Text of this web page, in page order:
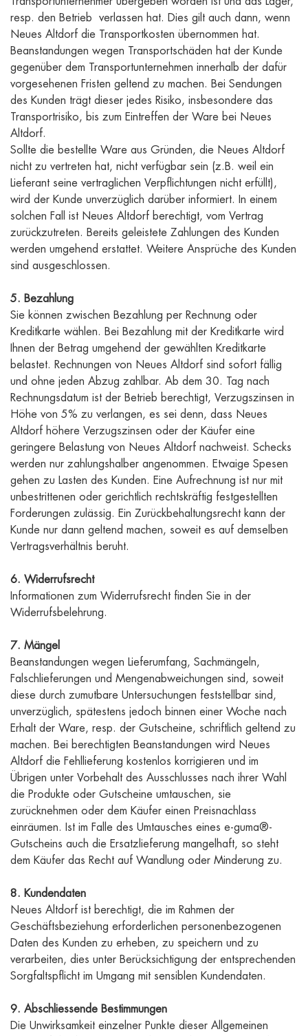
resp. den Betrieb verlassen hat. Dies gilt auch dann, wenn
Neues Altdorf die Transportkosten übernommen hat.
Beanstandungen wegen Transportschäden hat der Kunde
gegenüber dem Transportunternehmen innerhalb der dafür
vorgesehenen Fristen geltend zu machen. Bei Sendungen
des Kunden trägt dieser jedes Risiko, insbesondere das
Transportrisiko, bis zum Eintreffen der Ware bei Neues
Altdorf.
Sollte die bestellte Ware aus Gründen, die Neues Altdorf
nicht zu vertreten hat, nicht verfügbar sein (z.B. weil ein
Lieferant seine vertraglichen Verpflichtungen nicht erfüllt),
wird der Kunde unverzüglich darüber informiert. In einem
solchen Fall ist Neues Altdorf berechtigt, vom Vertrag
zurückzutreten. Bereits geleistete Zahlungen des Kunden
werden umgehend erstattet. Weitere Ansprüche des Kunden
sind ausgeschlossen.
5. Bezahlung
Sie können zwischen Bezahlung per Rechnung oder
Kreditkarte wählen. Bei Bezahlung mit der Kreditkarte wird
Ihnen der Betrag umgehend der gewählten Kreditkarte
belastet. Rechnungen von Neues Altdorf sind sofort fällig
und ohne jeden Abzug zahlbar. Ab dem 30. Tag nach
Rechnungsdatum ist der Betrieb berechtigt, Verzugszinsen in
Höhe von 5% zu verlangen, es sei denn, dass Neues
Altdorf höhere Verzugszinsen oder der Käufer eine
geringere Belastung von Neues Altdorf nachweist. Schecks
werden nur zahlungshalber angenommen. Etwaige Spesen
gehen zu Lasten des Kunden. Eine Aufrechnung ist nur mit
unbestrittenen oder gerichtlich rechtskräftig festgestellten
Forderungen zulässig. Ein Zurückbehaltungsrecht kann der
Kunde nur dann geltend machen, soweit es auf demselben
Vertragsverhältnis beruht.
6. Widerrufsrecht
Informationen zum Widerrufsrecht finden Sie in der
Widerrufsbelehrung.
7. Mängel
Beanstandungen wegen Lieferumfang, Sachmängeln,
Falschlieferungen und Mengenabweichungen sind, soweit
diese durch zumutbare Untersuchungen feststellbar sind,
unverzüglich, spätestens jedoch binnen einer Woche nach
Erhalt der Ware, resp. der Gutscheine, schriftlich geltend zu
machen. Bei berechtigten Beanstandungen wird Neues
Altdorf die Fehllieferung kostenlos korrigieren und im
Übrigen unter Vorbehalt des Ausschlusses nach ihrer Wahl
die Produkte oder Gutscheine umtauschen, sie
zurücknehmen oder dem Käufer einen Preisnachlass
einräumen. Ist im Falle des Umtausches eines e-guma®-
Gutscheins auch die Ersatzlieferung mangelhaft, so steht
dem Käufer das Recht auf Wandlung oder Minderung zu.
8. Kundendaten
Neues Altdorf ist berechtigt, die im Rahmen der
Geschäftsbeziehung erforderlichen personenbezogenen
Daten des Kunden zu erheben, zu speichern und zu
verarbeiten, dies unter Berücksichtigung der entsprechenden
Sorgfaltspflicht im Umgang mit sensiblen Kundendaten.
9. Abschliessende Bestimmungen
Die Unwirksamkeit einzelner Punkte dieser Allgemeinen